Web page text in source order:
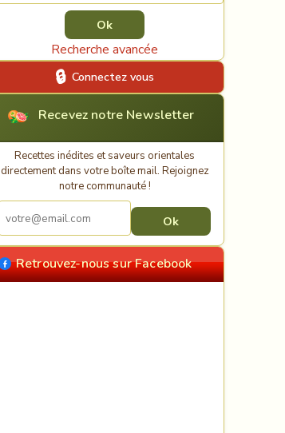
Recherche avancée
Connectez vous
Recevez notre Newsletter
Recettes inédites et saveurs orientales
directement dans votre boîte mail. Rejoignez
notre communauté !
Retrouvez-nous sur Facebook